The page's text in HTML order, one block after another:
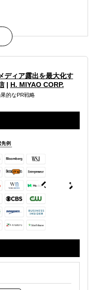
・プロモーション
ディア露出を最大化す
| H. MIYAO CORP.
的なPR戦略